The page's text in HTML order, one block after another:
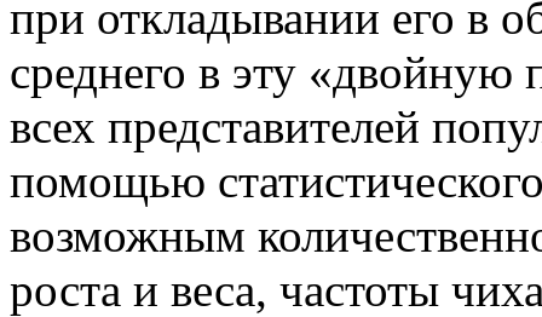
при откладывании его в
среднего в эту
всех представителей
помощью
возможным
роста и веса, частоты